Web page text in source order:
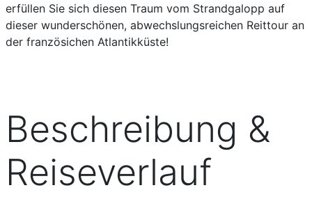
erfüllen Sie sich diesen Traum vom Strandgalopp auf
dieser wunderschönen, abwechslungsreichen Reittour an
der französichen Atlantikküste!
Beschreibung &
Reiseverlauf